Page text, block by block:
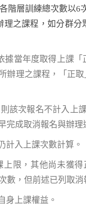
階層訓練總次數以6
之課程，如分群
據當年度取得上課
辦理之課程，「正
該次報名不計入上
成取消報名與辦理
計入上課次數計算。
限，其他尚未獲
，但前述已列取
身上課權益。